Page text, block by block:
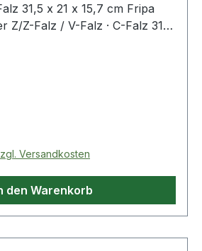
31,5 x 21 x 15,7 cm Fripa
Z/Z-Falz / V-Falz · C-Falz 31,5
Versandkosten
den Warenkorb